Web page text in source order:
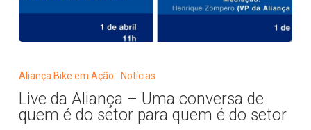
Aliança
–
Uma
Aliança Bike em Ação Notícias
Live da Aliança – Uma conversa de
quem é do setor para quem é do setor